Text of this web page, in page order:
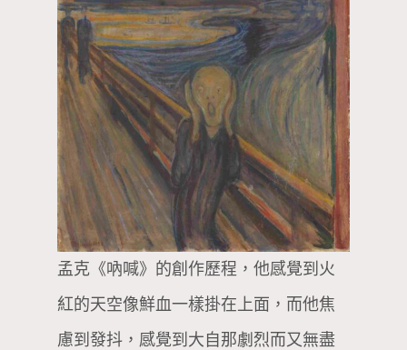
孟克《吶喊》的創作歷程，他感覺到火
紅的天空像鮮血一樣掛在上面，而他焦
慮到發抖，感覺到大自那劇烈而又無盡